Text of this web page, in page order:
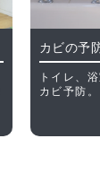
カビの予
トイレ、
カビ予防。